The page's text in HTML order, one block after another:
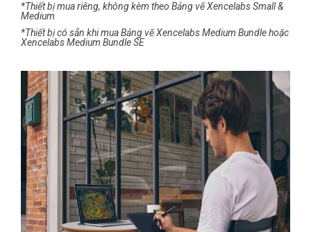
*Thiết bị mua riêng, không kèm theo Bảng vẽ Xencelabs Small &
Medium
*Thiết bị có sẵn khi mua Bảng vẽ Xencelabs Medium Bundle hoặc
Xencelabs Medium Bundle SE